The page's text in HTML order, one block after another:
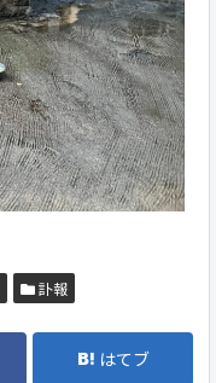
訃報
はてブ